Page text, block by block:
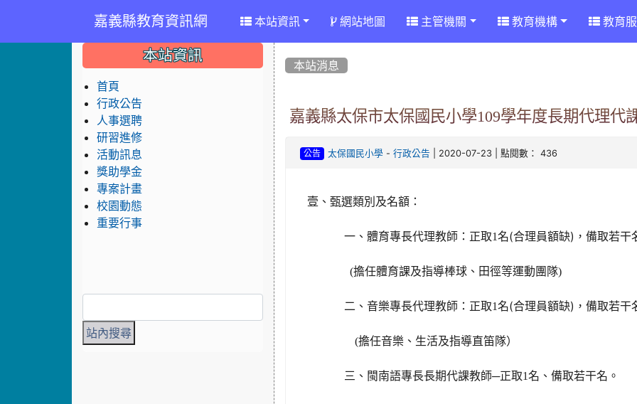
嘉義縣教育資訊網 本站資訊 網站地圖 主管機關 教育機構 教育
本站消息
嘉義縣太保市太保國民小學109學年度長期代理代
公告 太保國民小學 - 行政公告 | 2020-07-23 | 點閱數： 436
壹、甄選類別及名額：
一、體育專長代理教師：正取1名(合理員額缺)，備取若干
(擔任體育課及指導棒球 、 田徑等運動團隊)
二、音樂專長代理教師：正取1名(合理員額缺)，備取若干
(擔任音樂、生活及指導直笛隊）
三、閩南語專長長期代課教師─正取1名、備取若干名。
::: 本站資訊
首頁
行政公告
人事選聘
研習進修
活動訊息
獎助學金
專案計畫
校園動態
重要行事